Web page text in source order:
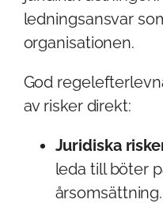
ledningsansvar
organisationen.
God
av risker direkt:
Juridiska
leda till böter